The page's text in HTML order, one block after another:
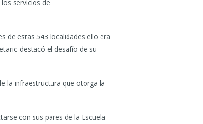
servicios de
de estas 543 localidades ello era
destacó el desafío de su
la infraestructura que otorga la
con sus pares de la Escuela